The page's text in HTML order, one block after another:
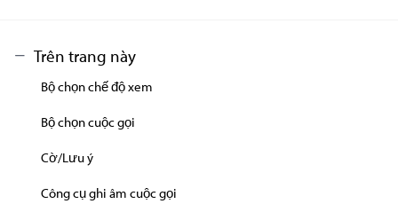
Trên trang này
Bộ chọn chế độ xem
Bộ chọn cuộc gọi
Cờ/Lưu ý
Công cụ ghi âm cuộc gọi